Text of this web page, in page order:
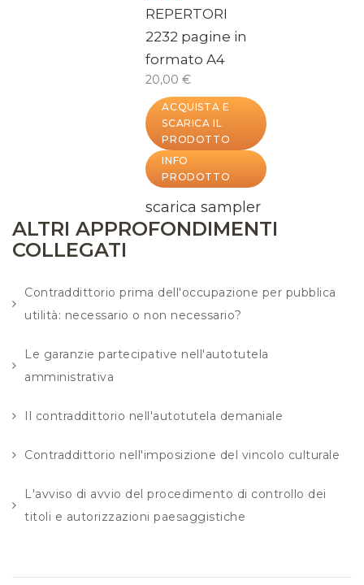
REPERTORI
2232 pagine in
formato A4
20,00 €
ACQUISTA E
SCARICA IL
PRODOTTO
INFO
PRODOTTO
scarica sampler
ALTRI APPROFONDIMENTI
COLLEGATI
Contraddittorio prima dell'occupazione per pubblica
utilità: necessario o non necessario?
Le garanzie partecipative nell'autotutela
amministrativa
Il contraddittorio nell'autotutela demaniale
Contraddittorio nell'imposizione del vincolo culturale
L'avviso di avvio del procedimento di controllo dei
titoli e autorizzazioni paesaggistiche